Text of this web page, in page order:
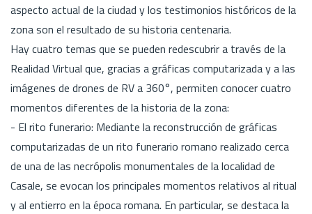
aspecto actual de la ciudad y los testimonios históricos de la
zona son el resultado de su historia centenaria.
Hay cuatro temas que se pueden redescubrir a través de la
Realidad Virtual que, gracias a gráficas computarizada y a las
imágenes de drones de RV a 360°, permiten conocer cuatro
momentos diferentes de la historia de la zona:
- El rito funerario: Mediante la reconstrucción de gráficas
computarizadas de un rito funerario romano realizado cerca
de una de las necrópolis monumentales de la localidad de
Casale, se evocan los principales momentos relativos al ritual
y al entierro en la época romana. En particular, se destaca la